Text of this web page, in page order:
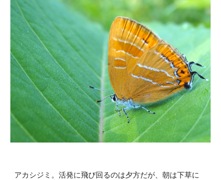
アカシジミ。活発に飛び回るのは夕方だが、朝は下草に